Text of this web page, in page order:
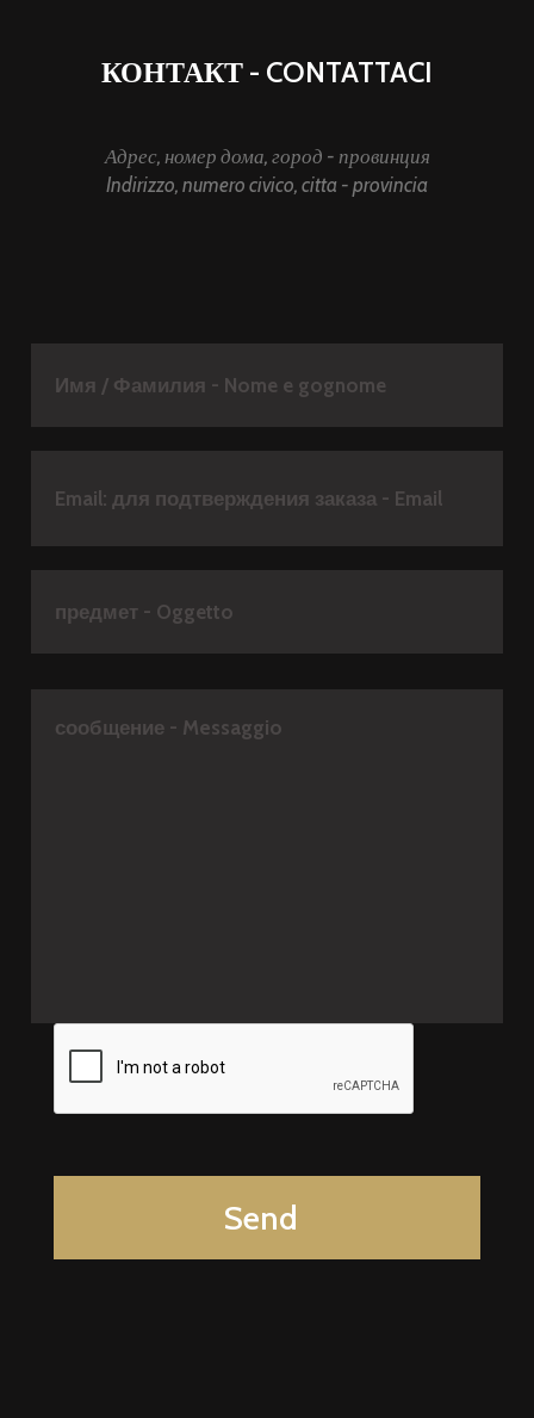
КОНТАКТ - CONTATTACI
Адрес, номер дома, город - провинция
Indirizzo, numero civico, citta - provincia